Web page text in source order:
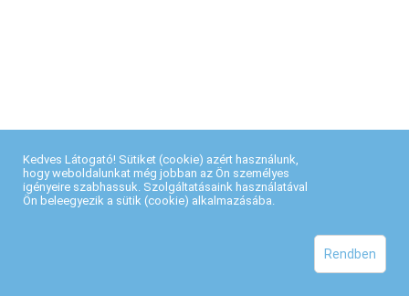
Kedves Látogató! Sütiket (cookie) azért használunk,
hogy weboldalunkat még jobban az Ön személyes
igényeire szabhassuk. Szolgáltatásaink használatával
Ön beleegyezik a sütik (cookie) alkalmazásába.
Rendben